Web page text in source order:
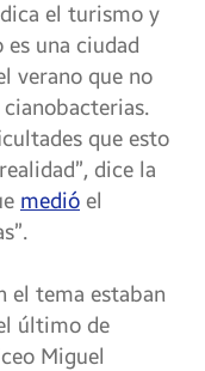
el turismo y
es una ciudad
verano que no
que esto
dice la
medió el
el tema estaban
último de
Miguel